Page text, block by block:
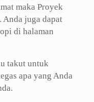
maka Proyek
Anda juga dapat
di halaman
takut untuk
apa yang Anda